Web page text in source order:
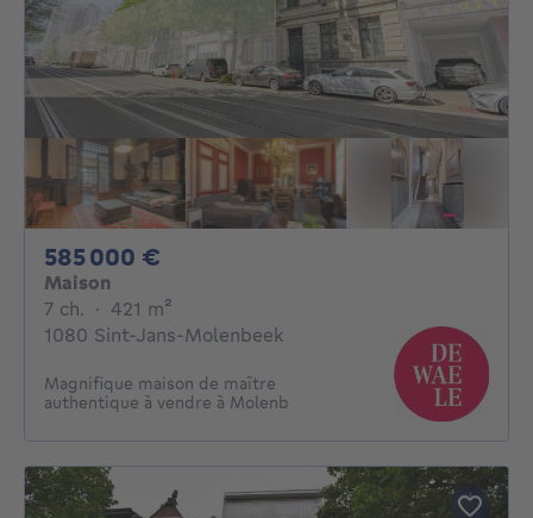
585 000 €
Maison
7 ch. 7 chambres
· 421 m²
1080 Sint-Jans-Molenbeek
Magnifique maison de maître
authentique à vendre à Molenb